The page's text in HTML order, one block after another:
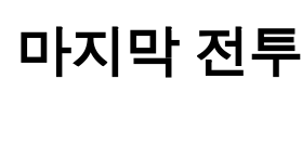
지막 전투